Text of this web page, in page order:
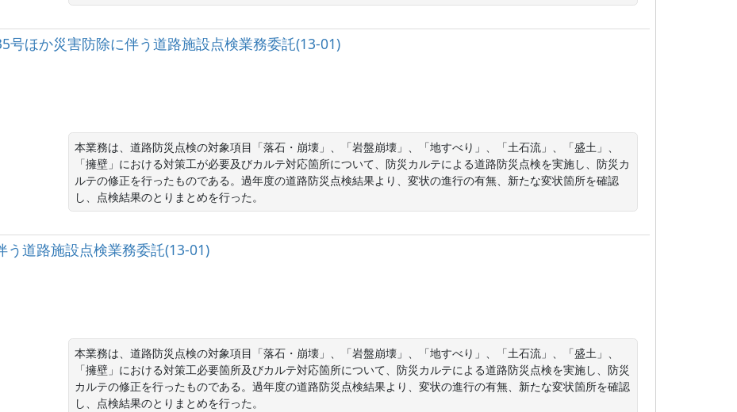
号ほか災害防除に伴う道路施設点検業務委託(13-01)
本業務は、道路防災点検の対象項目「落石・崩壊」、「岩盤崩壊」、「地すべり」、「土石流」、「盛土」、
「擁壁」における対策工が必要及びカルテ対応箇所について、防災カルテによる道路防災点検を実施し、防災カ
ルテの修正を行ったものである。過年度の道路防災点検結果より、変状の進行の有無、新たな変状箇所を確認
し、点検結果のとりまとめを行った。
道路施設点検業務委託(13-01)
本業務は、道路防災点検の対象項目「落石・崩壊」、「岩盤崩壊」、「地すべり」、「土石流」、「盛土」、
「擁壁」における対策工必要箇所及びカルテ対応箇所について、防災カルテによる道路防災点検を実施し、防災
カルテの修正を行ったものである。過年度の道路防災点検結果より、変状の進行の有無、新たな変状箇所を確認
し、点検結果のとりまとめを行った。